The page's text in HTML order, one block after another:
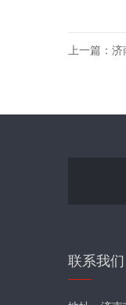
上一篇： 济
联系我们